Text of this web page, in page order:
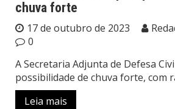
chuva forte
17 de outubro de 2023
0
A Secretaria Adjunta de Defesa
possibilidade de chuva forte, com
Leia mais